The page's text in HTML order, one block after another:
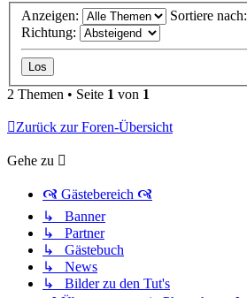
Anzeigen:
Sortiere nach:
Richtung:
2 Themen • Seite 1 von 1
Zurück zur Foren-Übersicht
Gehe zu
🙧 Gästebereich 🙧
↳ Banner
↳ Partner
↳ Gästebuch
↳ News
↳ Bilder zu den Tut's